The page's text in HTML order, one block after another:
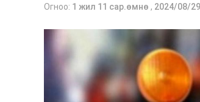
Огноо: 1 жил 11 сар.өмнө , 2024/08/29